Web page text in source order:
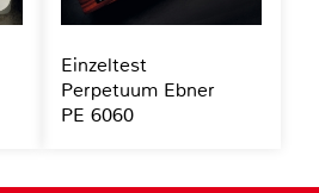
Einzeltest
Perpetuum Ebner
PE 6060